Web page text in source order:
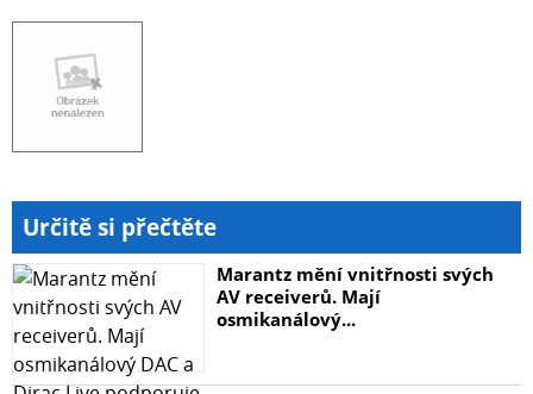
Určitě si přečtěte
Marantz mění vnitřnosti svých
AV receiverů. Mají
osmikanálový...